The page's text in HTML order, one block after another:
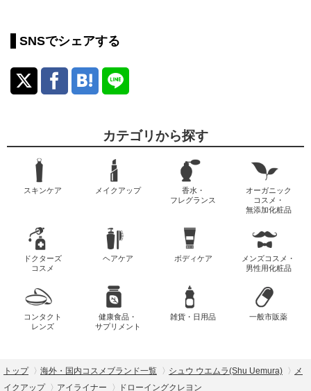
SNSでシェアする
カテゴリから探す
スキンケア メイクアップ
香水・
フレグランス
オーガニック
コスメ・
無添加化粧品
ドクターズ
コスメ
ヘアケア ボディケア
メンズコスメ・
男性用化粧品
コンタクト
レンズ
健康食品・
サプリメント
雑貨・日用品 一般市販薬
トップ 海外・国内コスメブランド一覧 シュウ ウエムラ(Shu Uemura)
メ
イクアップ
アイライナー ドローイングクレヨン